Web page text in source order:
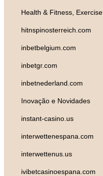
Health & Fitness, Exercise
hitnspinosterreich.com
inbetbelgium.com
inbetgr.com
inbetnederland.com
Inovação e Novidades
instant-casino.us
interwettenespana.com
interwettenus.us
ivibetcasinoespana.com